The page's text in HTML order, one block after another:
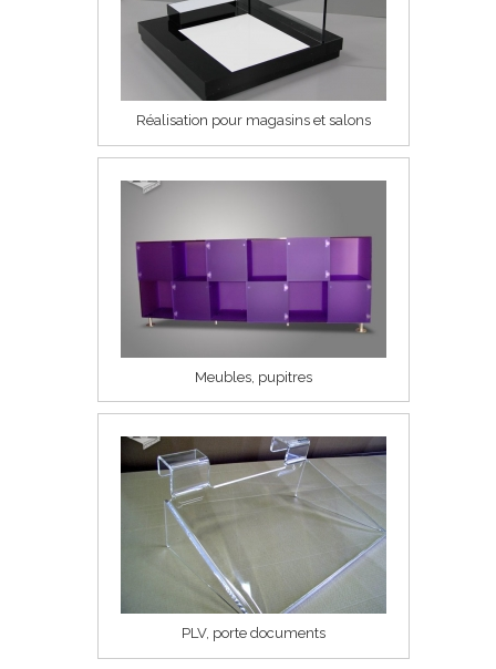
Réalisation pour magasins et salons
Meubles, pupitres
PLV, porte documents